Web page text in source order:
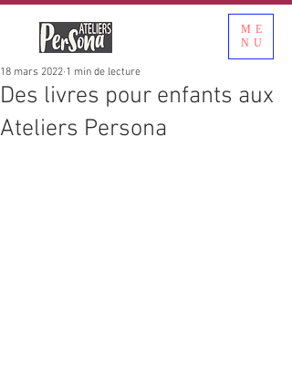
ME
NU
Des livres pour enfants aux
Ateliers Persona
18 mars 2022 1 min de lecture